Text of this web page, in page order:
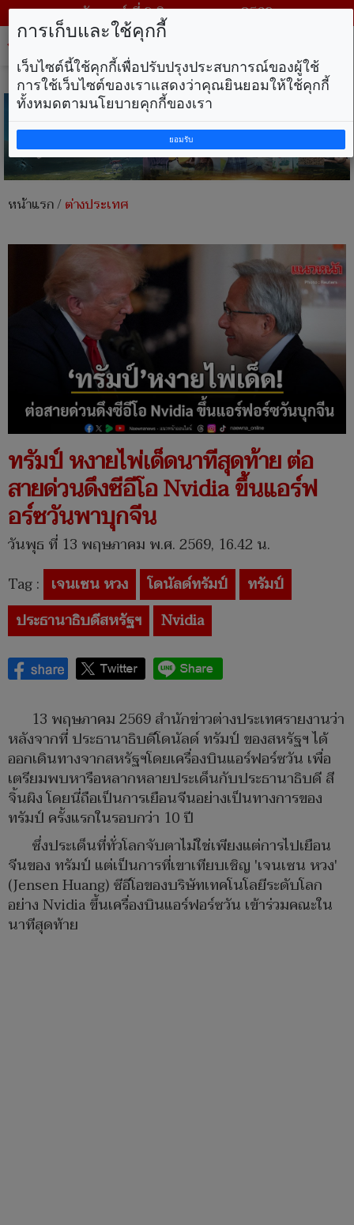
วันเสาร์ ที่ 8 สิงหาคม พ.ศ. 2569
หน้าแรก/ต่างประเทศ
ทรัมป์ หงายไพ่เด็ดนาทีสุดท้าย ต่อ
สายด่วนดึงซีอีโอ Nvidia ขึ้นแอร์ฟ
อร์ซวันพาบุกจีน
วันพุธ ที่ 13 พฤษภาคม พ.ศ. 2569, 16.42 น.
Tag : เจนเซน หวง โดนัลด์ทรัมป์
ทรัมป์
ประธานาธิบดีสหรัฐฯ
Nvidia
13 พฤษภาคม 2569 สำนักข่าวต่างประเทศรายงานว่า
หลังจากที่ ประธานาธิบดีโดนัลด์ ทรัมป์ ของสหรัฐฯ ได้
ออกเดินทางจากสหรัฐฯโดยเครื่องบินแอร์ฟอร์ซวัน เพื่อ
เตรียมพบหารือหลากหลายประเด็นกับประธานาธิบดี สี
จิ้นผิง โดยนี่ถือเป็นการเยือนจีนอย่างเป็นทางการของ
ทรัมป์ ครั้งแรกในรอบกว่า 10 ปี
ซึ่งประเด็นที่ทั่วโลกจับตาไม่ใช่เพียงแต่การไปเยือน
จีนของ ทรัมป์ แต่เป็นการที่เขาเทียบเชิญ 'เจนเซน หวง'
(Jensen Huang) ซีอีโอของบริษัทเทคโนโลยีระดับโลก
อย่าง Nvidia ขึ้นเครื่องบินแอร์ฟอร์ซวัน เข้าร่วมคณะใน
นาทีสุดท้าย
การเก็บและใช้คุกกี้
เว็บไซต์นี้ใช้คุกกี้เพื่อปรับปรุงประสบการณ์ของผู้ใช้
การใช้เว็บไซต์ของเราแสดงว่าคุณยินยอมให้ใช้คุกกี้
ทั้งหมดตามนโยบายคุกกี้ของเรา
ยอมรับ